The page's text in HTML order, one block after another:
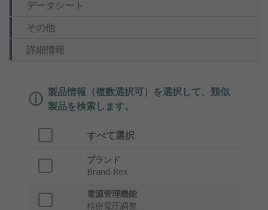
データシート
その他
詳細情報
製品情報（複数選択可）を選択して、類似
製品を検索します。
すべて選択
ブランド
Brand-Rex
電源管理機能
精密電圧調整